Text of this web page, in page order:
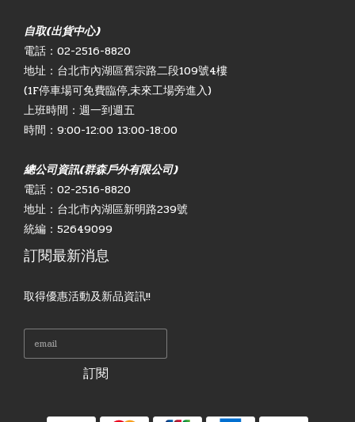
自取(出貨中心)
電話：02-2516-8820
地址：台北市內湖區舊宗路二段109號4樓
(1F停車場可免費臨停,未來工場旁進入)
上班時間：週一到週五
時間：9:00-12:00 13:00-18:00
總公司資訊(群森戶外有限公司)
電話：02-2516-8820
地址：台北市內湖區新明路239號
統編：52649099
訂閱最新消息
取得優惠活動及新品資訊!!
訂閱